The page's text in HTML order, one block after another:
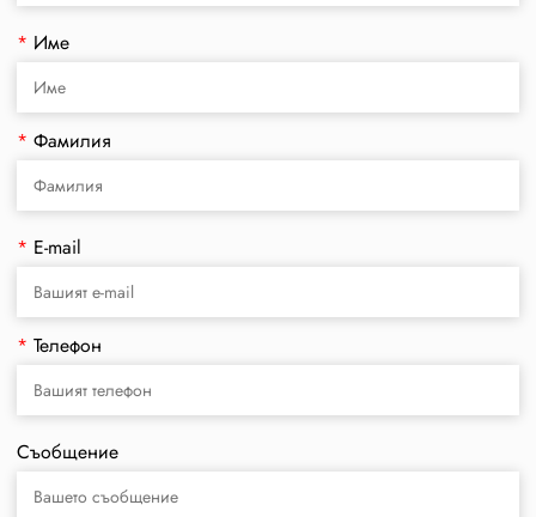
* Име
* Фамилия
* E-mail
* Телефон
Съобщение